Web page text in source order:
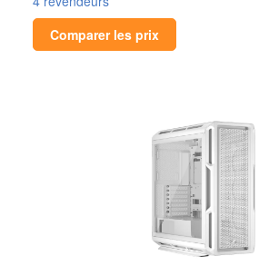
Comparer les prix